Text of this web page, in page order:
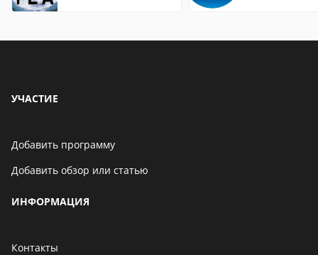
УЧАСТИЕ
Добавить программу
Добавить обзор или статью
ИНФОРМАЦИЯ
Контакты